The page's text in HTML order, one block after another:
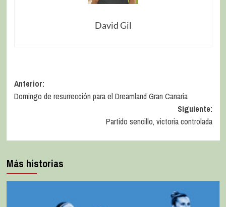
David Gil
Anterior:
Domingo de resurrección para el Dreamland Gran Canaria
Siguiente:
Partido sencillo, victoria controlada
Más historias